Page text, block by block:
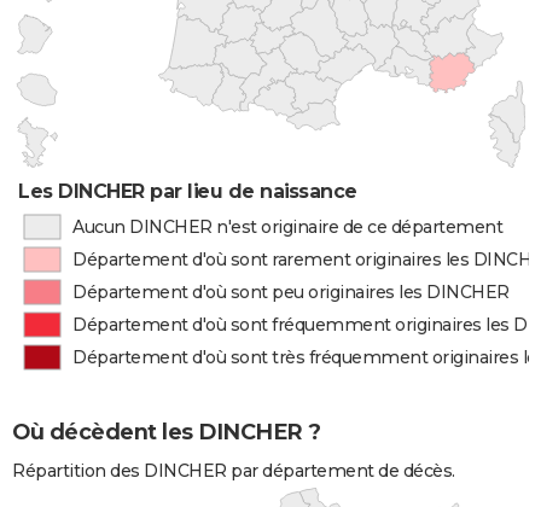
Les DINCHER par lieu de naissance
Aucun DINCHER n'est originaire de ce département
Département d'où sont rarement originaires les
Département d'où sont peu originaires les DINCHER
Département d'où sont fréquemment originaires les
Département d'où sont très fréquemment originaires
Où décèdent les DINCHER ?
Répartition des DINCHER par département de décès.